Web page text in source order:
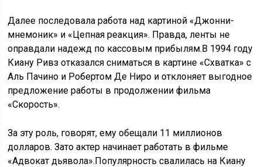
Далее последовала работа над картиной «Джонни-
мнемоник» и «Цепная реакция». Правда, ленты не
оправдали надежд по кассовым прибылям.В 1994 году
Киану Ривз отказался сниматься в картине «Схватка» с
Аль Пачино и Робертом Де Ниро и отклоняет выгодное
предложение работы в продолжении фильма
«Скорость».
За эту роль, говорят, ему обещали 11 миллионов
долларов. Зато актер начинает работать в фильме
«Адвокат дьявола».Популярность свалилась на Киану